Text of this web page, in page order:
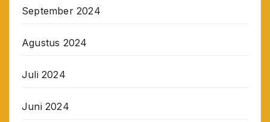
September 2024
Agustus 2024
Juli 2024
Juni 2024